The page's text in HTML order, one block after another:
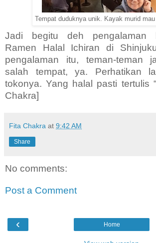
Tempat duduknya unik. Kayak murid
Jadi begitu deh pengalaman
Ramen Halal Ichiran di
pengalaman itu, teman-teman
salah tempat, ya. Perhatikan
tokonya. Yang halal pasti tertulis “
Chakra]
Fita Chakra at 9:42 AM
Share
No comments:
Post a Comment
‹ Home